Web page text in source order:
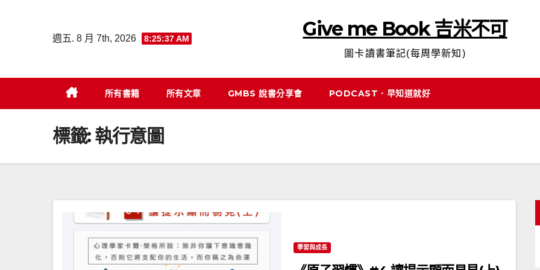
週五. 8 月 7th, 2026 8:25:37 AM Give me Book 吉米不可
圖卡讀書筆記(每周學新知)
所有書籍 所有文章 GMBS 說書分享會 PODCAST．早知道就好
標籤:執行意圖
學習與成長